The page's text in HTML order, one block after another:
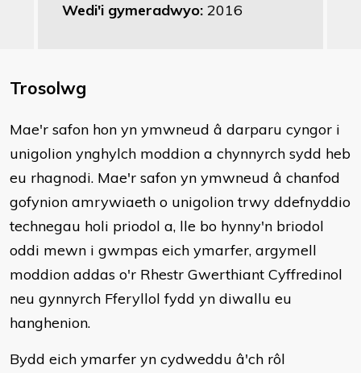
Wedi'i gymeradwyo: 2016
Trosolwg
Mae'r safon hon yn ymwneud â darparu cyngor i
unigolion ynghylch moddion a chynnyrch sydd heb
eu rhagnodi. Mae'r safon yn ymwneud â chanfod
gofynion amrywiaeth o unigolion trwy ddefnyddio
technegau holi priodol a, lle bo hynny'n briodol
oddi mewn i gwmpas eich ymarfer, argymell
moddion addas o'r Rhestr Gwerthiant Cyffredinol
neu gynnyrch Fferyllol fydd yn diwallu eu
hanghenion.
Bydd eich ymarfer yn cydweddu â'ch rôl